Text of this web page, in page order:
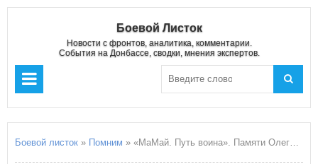
Боевой Листок
Новости с фронтов, аналитика, комментарии.
События на Донбассе, сводки, мнения экспертов.
Боевой листок » Помним » «МаМай. Путь воина». Памяти Олега Мамиева, Героя ДНР посмертно